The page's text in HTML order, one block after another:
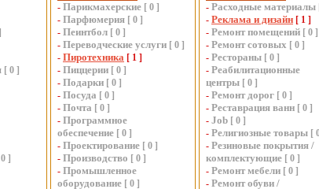
[ 0 ]
0 ]
- Парикмахерские [ 0 ]
- Парфюмерия [ 0 ]
- Пеинтбол [ 0 ]
- Переводческие услуги [ 0 ]
- Пиротехника [ 1 ]
- Пиццерии [ 0 ]
- Подарки [ 0 ]
- Посуда [ 0 ]
- Почта [ 0 ]
- Программное
обеспечение [ 0 ]
- Проектирование [ 0 ]
- Производство [ 0 ]
- Промышленное
оборудование [ 0 ]
- Расходные материалы
- Реклама и дизайн [ 1 ]
- Ремонт помещений [ 0 ]
- Ремонт сотовых [ 0 ]
- Рестораны [ 0 ]
- Реабилитационные
центры [ 0 ]
- Ремонт дорог [ 0 ]
- Реставрация ванн [ 0 ]
- Job [ 0 ]
- Религиозные товары [
- Резиновые покрытия /
комплектующие [ 0 ]
- Ремонт мебели [ 0 ]
- Ремонт обуви /